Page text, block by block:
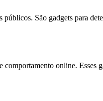
São gadgets para
online. Esses